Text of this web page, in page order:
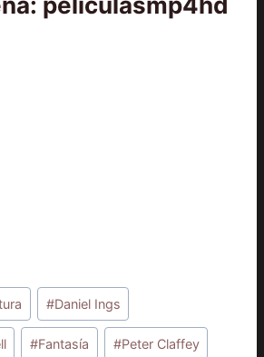
#Daniel Ings
#Fantasía #Peter Claffey